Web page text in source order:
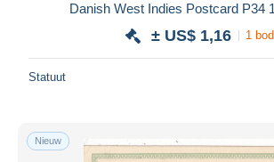
Danish West Indies Postcard P34
± US$ 1,16 1 bod
Statuut
Nieuw